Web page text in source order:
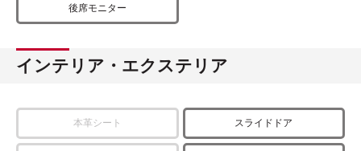
後席モニター
インテリア・エクステリア
本革シート スライドドア